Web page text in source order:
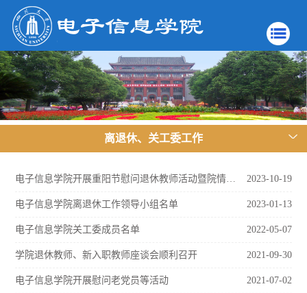
离退休、关工委工作
2023-10-19
2023-01-13
电子信息学院离退休工作领导小组名单
2022-05-07
电子信息学院关工委成员名单
2021-09-30
学院退休教师、新入职教师座谈会顺利召开
2021-07-02
电子信息学院开展慰问老党员等活动